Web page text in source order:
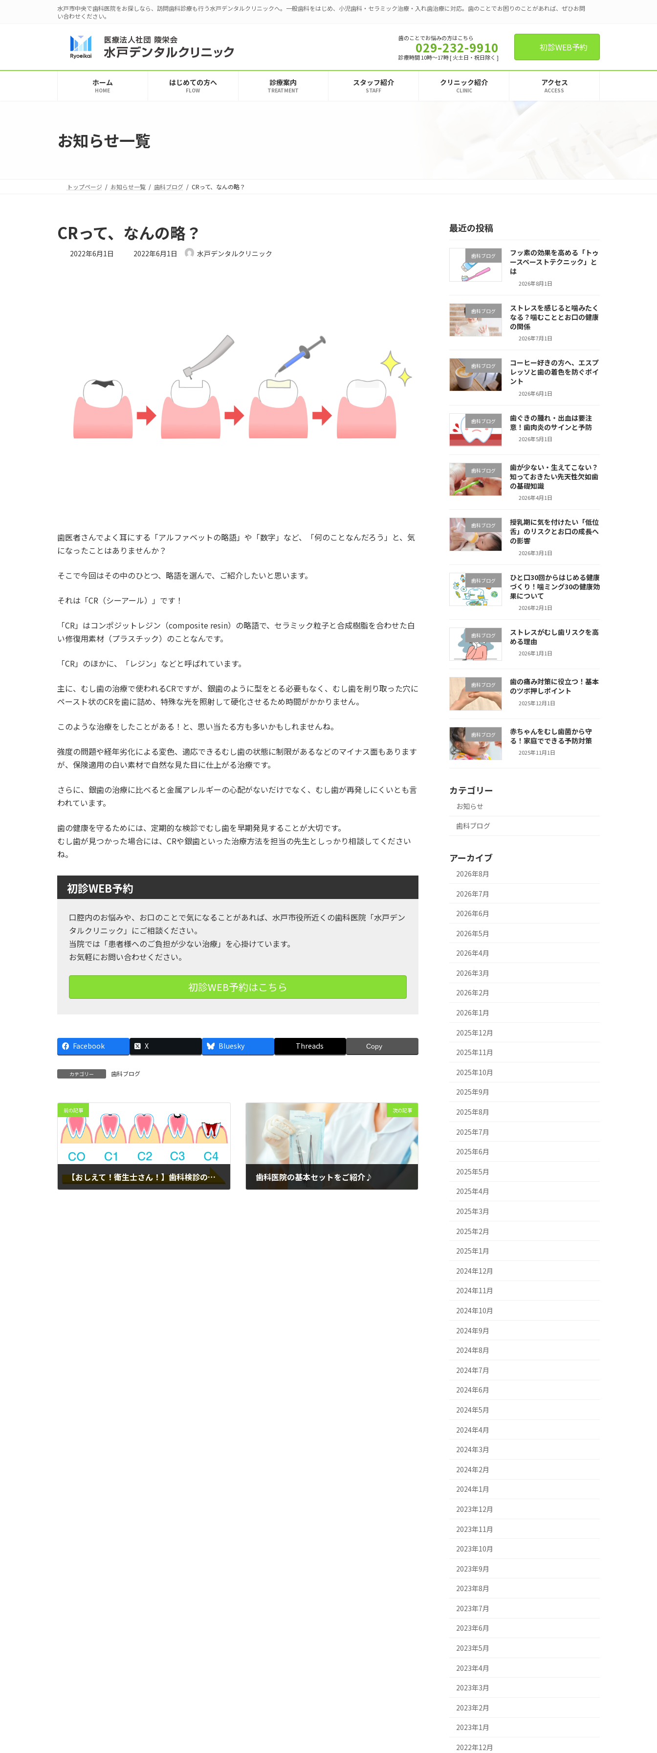
水戸市中央で歯科医院をお探しなら、訪問歯科診療も行う水戸デンタルクリニックへ。一般歯科をはじめ、小児歯科・セラミック治療・入れ歯治療に対応。歯のことでお困りのことがあれば、ぜひお問
い合わせください。
歯のことでお悩みの方はこちら
029-232-9910
診療時間 10時～17時 [ 火土日・祝日除く ]
初診WEB予約
ホーム
HOME
はじめての方へ
FLOW
診療案内
TREATMENT
スタッフ紹介
STAFF
クリニック紹介
CLINIC
アクセス
ACCESS
お知らせ一覧
トップページ お知らせ一覧 歯科ブログ CRって、なんの略？
CRって、なんの略？
2022年6月1日
最
2022年6月1日 水戸デンタルクリニック
歯医者さんでよく耳にする「アルファベットの略語」や「数字」など、「何のことなんだろう」と、気
になったことはありませんか？
そこで今回はその中のひとつ、略語を選んで、ご紹介したいと思います。
それは「CR（シーアール）」です！
「CR」はコンポジットレジン（composite resin）の略語で、セラミック粒子と合成樹脂を合わせた白
い修復用素材（プラスチック）のことなんです。
「CR」のほかに、「レジン」などと呼ばれています。
主に、むし歯の治療で使われるCRですが、銀歯のように型をとる必要もなく、むし歯を削り取った穴に
ペースト状のCRを歯に詰め、特殊な光を照射して硬化させるため時間がかかりません。
このような治療をしたことがある！と、思い当たる方も多いかもしれませんね。
強度の問題や経年劣化による変色、適応できるむし歯の状態に制限があるなどのマイナス面もあります
が、保険適用の白い素材で自然な見た目に仕上がる治療です。
さらに、銀歯の治療に比べると金属アレルギーの心配がないだけでなく、むし歯が再発しにくいとも言
われています。
歯の健康を守るためには、定期的な検診でむし歯を早期発見することが大切です。
むし歯が見つかった場合には、CRや銀歯といった治療方法を担当の先生としっかり相談してください
ね。
初診WEB予約
口腔内のお悩みや、お口のことで気になることがあれば、水戸市役所近くの歯科医院「水戸デン
タルクリニック」にご相談ください。
当院では「患者様へのご負担が少ない治療」を心掛けています。
お気軽にお問い合わせください。
初診WEB予約はこちら
Facebook X Bluesky Threads Copy
カテゴリー 歯科ブログ
前の記事
【おしえて！衛生士さん！】歯科検診の「C」ってなに？
次の記事
歯科医院の基本セットをご紹介♪
最近の投稿
歯科ブログ
フッ素の効果を高める「トゥ
ースペーストテクニック」と
は
2026年8月1日
歯科ブログ
ストレスを感じると噛みたく
なる？噛むこととお口の健康
の関係
2026年7月1日
歯科ブログ
コーヒー好きの方へ、エスプ
レッソと歯の着色を防ぐポイ
ント
2026年6月1日
歯科ブログ
歯ぐきの腫れ・出血は要注
意！歯肉炎のサインと予防
2026年5月1日
歯科ブログ
歯が少ない・生えてこない？
知っておきたい先天性欠如歯
の基礎知識
2026年4月1日
歯科ブログ
授乳期に気を付けたい「低位
舌」のリスクとお口の成長へ
の影響
2026年3月1日
歯科ブログ
ひと口30回からはじめる健康
づくり！噛ミング30の健康効
果について
2026年2月1日
歯科ブログ
ストレスがむし歯リスクを高
める理由
2026年1月1日
歯科ブログ
歯の痛み対策に役立つ！基本
のツボ押しポイント
2025年12月1日
歯科ブログ
赤ちゃんをむし歯菌から守
る！家庭でできる予防対策
2025年11月1日
カテゴリー
お知らせ
歯科ブログ
アーカイブ
2026年8月
2026年7月
2026年6月
2026年5月
2026年4月
2026年3月
2026年2月
2026年1月
2025年12月
2025年11月
2025年10月
2025年9月
2025年8月
2025年7月
2025年6月
2025年5月
2025年4月
2025年3月
2025年2月
2025年1月
2024年12月
2024年11月
2024年10月
2024年9月
2024年8月
2024年7月
2024年6月
2024年5月
2024年4月
2024年3月
2024年2月
2024年1月
2023年12月
2023年11月
2023年10月
2023年9月
2023年8月
2023年7月
2023年6月
2023年5月
2023年4月
2023年3月
2023年2月
2023年1月
2022年12月